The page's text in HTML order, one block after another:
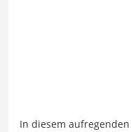
In diesem